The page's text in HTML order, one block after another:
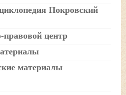
Покровский
центр
материалы